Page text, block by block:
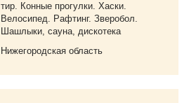
тир. Конные прогулки. Хаски.
Велосипед. Рафтинг. Зверобол.
Шашлыки, сауна, дискотека
Нижегородская область